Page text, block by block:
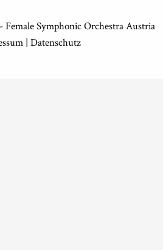
Symphonic Orchestra Austria
| Datenschutz